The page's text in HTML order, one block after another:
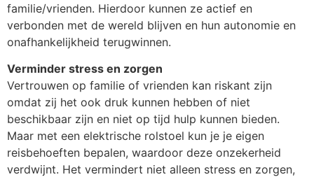
familie/vrienden. Hierdoor kunnen ze actief en
verbonden met de wereld blijven en hun autonomie en
onafhankelijkheid terugwinnen.
Verminder stress en zorgen
Vertrouwen op familie of vrienden kan riskant zijn
omdat zij het ook druk kunnen hebben of niet
beschikbaar zijn en niet op tijd hulp kunnen bieden.
Maar met een elektrische rolstoel kun je je eigen
reisbehoeften bepalen, waardoor deze onzekerheid
verdwijnt. Het vermindert niet alleen stress en zorgen,